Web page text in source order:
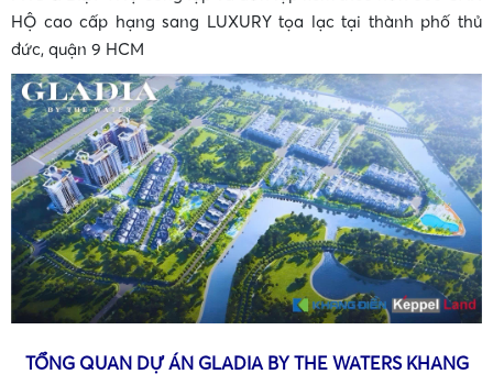
HỘ cao cấp hạng sang LUXURY tọa lạc tại thành phố thủ
đức, quận 9 HCM
TỔNG QUAN DỰ ÁN GLADIA BY THE WATERS KHANG